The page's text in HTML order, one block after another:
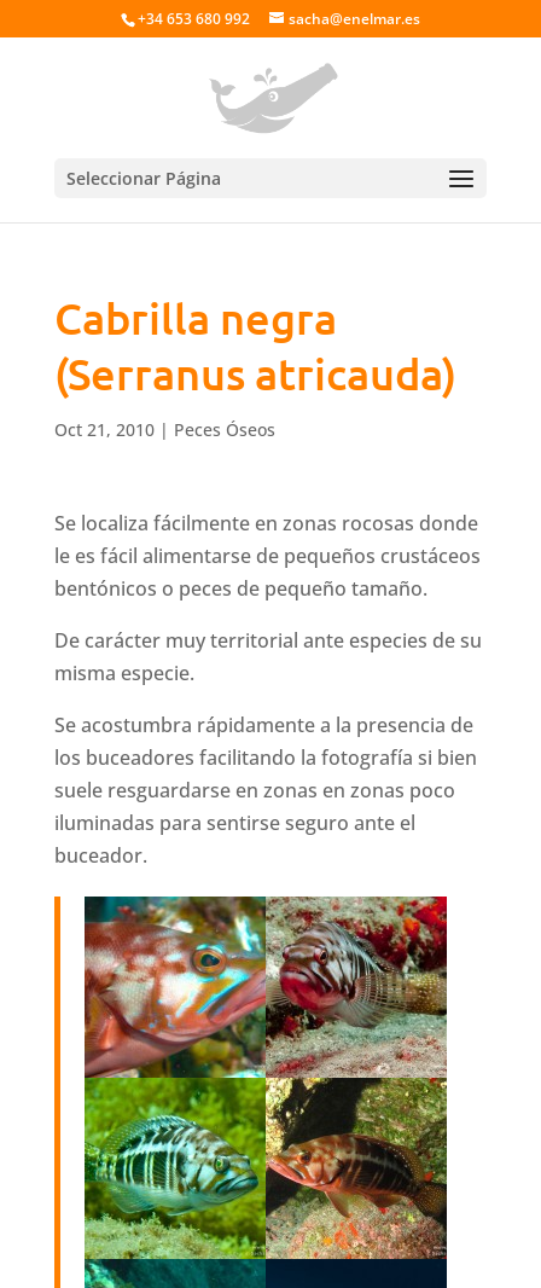
+34 653 680 992 sacha@enelmar.es
Seleccionar Página
Cabrilla negra
(Serranus atricauda)
Oct 21, 2010| Peces Óseos
Se localiza fácilmente en zonas rocosas donde
le es fácil alimentarse de pequeños crustáceos
bentónicos o peces de pequeño tamaño.
De carácter muy territorial ante especies de su
misma especie.
Se acostumbra rápidamente a la presencia de
los buceadores facilitando la fotografía si bien
suele resguardarse en zonas en zonas poco
iluminadas para sentirse seguro ante el
buceador.